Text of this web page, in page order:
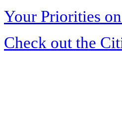
Your Priorities
Check out the